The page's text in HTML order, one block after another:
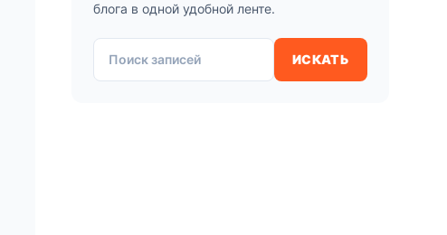
блога в одной удобной ленте.
Поиск записей
ИСКАТЬ